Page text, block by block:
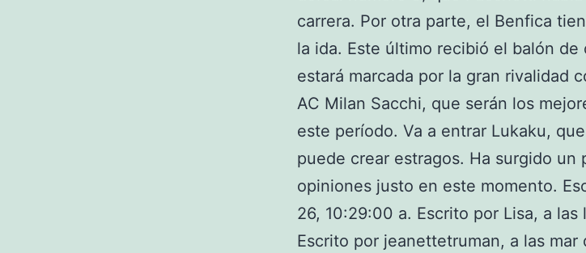
carrera. Por otra parte, el Benfica
la ida. Este último recibió el balón de
estará marcada por la gran rivalidad
AC Milan Sacchi, que serán los
este período. Va a entrar Lukaku,
puede crear estragos. Ha surgido un
opiniones justo en este momento.
26, 10:29:00 a. Escrito por Lisa, a las
Escrito por jeanettetruman, a las mar